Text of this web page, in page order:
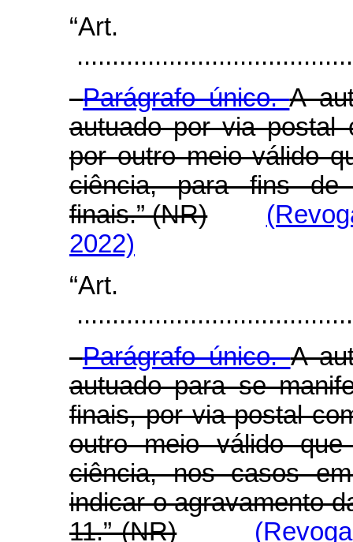
Parágrafo único.A
autuado por via postal
por outro meio válido
ciência, para fins de
finais.” (NR)
2022)
Parágrafo único.A
autuado para se
finais, por via postal
outro meio válido
ciência, nos casos
indicar o agravamento
11.” (NR)